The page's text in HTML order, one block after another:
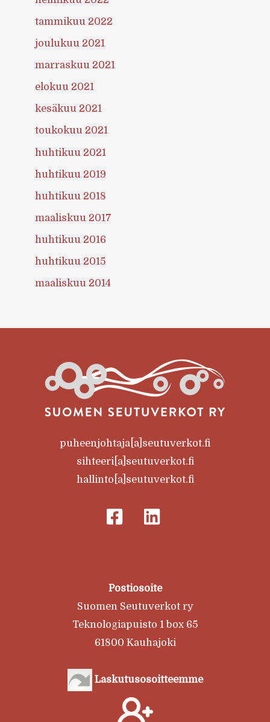
tammikuu 2022
joulukuu 2021
marraskuu 2021
elokuu 2021
kesäkuu 2021
toukokuu 2021
huhtikuu 2021
huhtikuu 2019
huhtikuu 2018
maaliskuu 2017
huhtikuu 2016
huhtikuu 2015
maaliskuu 2014
puheenjohtaja[a]seutuverkot.fi
sihteeri[a]seutuverkot.fi
hallinto[a]seutuverkot.fi
Postiosoite
Suomen Seutuverkot ry
Teknologiapuisto 1 box 65
61800 Kauhajoki
Laskutusosoitteemme